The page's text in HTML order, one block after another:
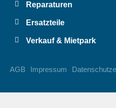
Reparaturen
Ersatzteile
Verkauf & Mietpark
AGB Impressum